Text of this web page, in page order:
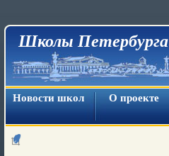
Школы Петербурга
Новости школ О проекте